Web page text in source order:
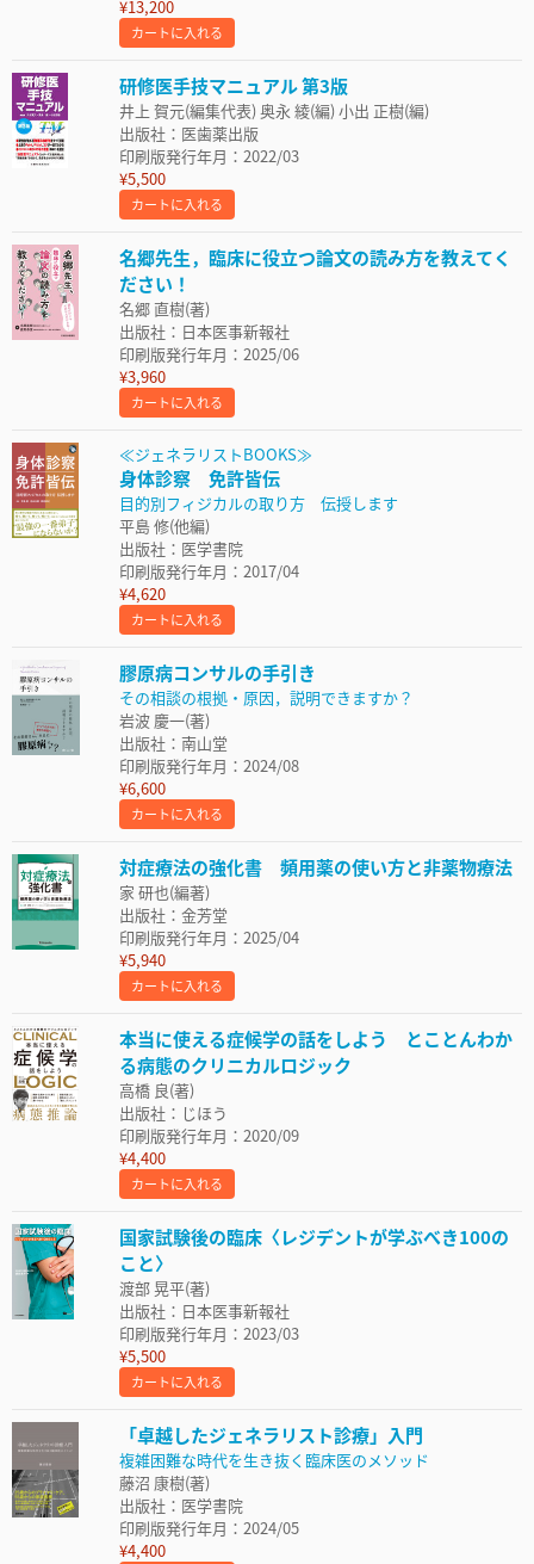
¥13,200
カートに入れる
研修医手技マニュアル 第3版
井上 賀元(編集代表) 奥永 綾(編) 小出 正樹(編)
出版社：医歯薬出版
印刷版発行年月：2022/03
¥5,500
カートに入れる
名郷先生，臨床に役立つ論文の読み方を教えてく
ださい！
名郷 直樹(著)
出版社：日本医事新報社
印刷版発行年月：2025/06
¥3,960
カートに入れる
≪ジェネラリストBOOKS≫
身体診察 免許皆伝
目的別フィジカルの取り方 伝授します
平島 修(他編)
出版社：医学書院
印刷版発行年月：2017/04
¥4,620
カートに入れる
膠原病コンサルの手引き
その相談の根拠・原因，説明できますか？
岩波 慶一(著)
出版社：南山堂
印刷版発行年月：2024/08
¥6,600
カートに入れる
対症療法の強化書 頻用薬の使い方と非薬物療法
家 研也(編著)
出版社：金芳堂
印刷版発行年月：2025/04
¥5,940
カートに入れる
本当に使える症候学の話をしよう とことんわか
る病態のクリニカルロジック
高橋 良(著)
出版社：じほう
印刷版発行年月：2020/09
¥4,400
カートに入れる
国家試験後の臨床〈レジデントが学ぶべき100の
こと〉
渡部 晃平(著)
出版社：日本医事新報社
印刷版発行年月：2023/03
¥5,500
カートに入れる
「卓越したジェネラリスト診療」入門
複雑困難な時代を生き抜く臨床医のメソッド
藤沼 康樹(著)
出版社：医学書院
印刷版発行年月：2024/05
¥4,400